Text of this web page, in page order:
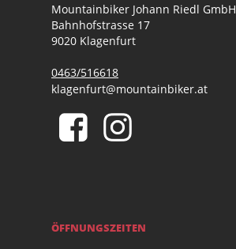
Mountainbiker Johann Riedl GmbH
Bahnhofstrasse 17
9020 Klagenfurt
0463/516618
klagenfurt@mountainbiker.at
ÖFFNUNGSZEITEN